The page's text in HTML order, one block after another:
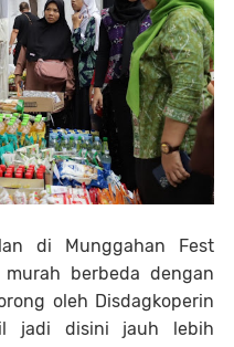
di Munggahan Fest
berbeda dengan
oleh Disdagkoperin
jadi disini jauh lebih